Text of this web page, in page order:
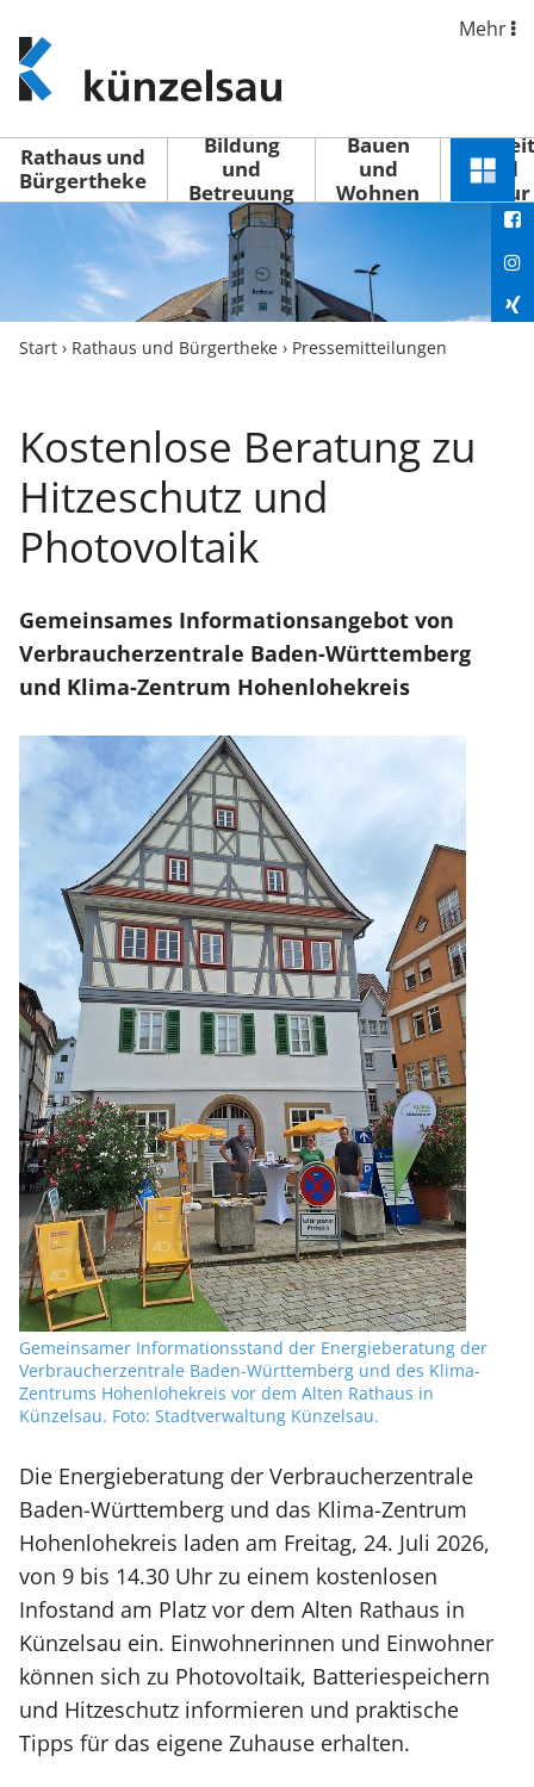
www.kuenzelsau.de
(zur
Startseite)
Mehr
Rathaus und
Bürgertheke
Bildung
und
Betreuung
Bauen
und
Wohnen
Freizeit
und
Kultur
Menü
Start › Rathaus und Bürgertheke › Pressemitteilungen
Kostenlose Beratung zu
Hitzeschutz und
Photovoltaik
Gemeinsames Informationsangebot von
Verbraucherzentrale Baden-Württemberg
und Klima-Zentrum Hohenlohekreis
Gemeinsamer Informationsstand der Energieberatung der
Verbraucherzentrale Baden-Württemberg und des Klima-
Zentrums Hohenlohekreis vor dem Alten Rathaus in
Künzelsau. Foto: Stadtverwaltung Künzelsau.
Die Energieberatung der Verbraucherzentrale
Baden-Württemberg und das Klima-Zentrum
Hohenlohekreis laden am Freitag, 24. Juli 2026,
von 9 bis 14.30 Uhr zu einem kostenlosen
Infostand am Platz vor dem Alten Rathaus in
Künzelsau ein. Einwohnerinnen und Einwohner
können sich zu Photovoltaik, Batteriespeichern
und Hitzeschutz informieren und praktische
Tipps für das eigene Zuhause erhalten.